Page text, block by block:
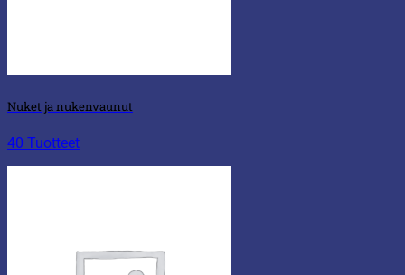
Nuket ja nukenvaunut
40 Tuotteet